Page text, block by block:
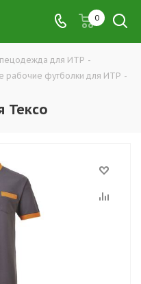
0
для ИТР -
рабочие футболки для ИТР -
Тексо